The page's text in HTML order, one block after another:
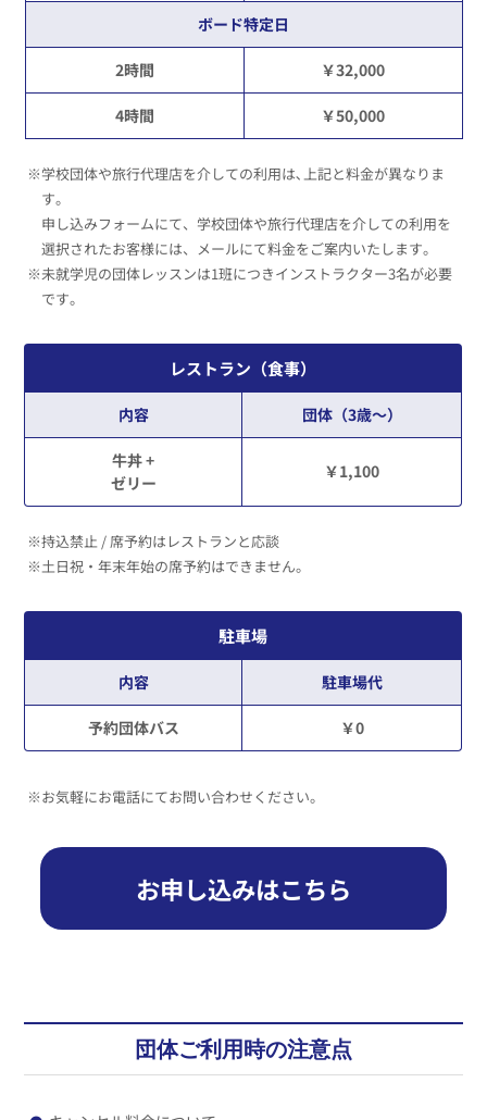
ボード特定日
2時間 ￥32,000
4時間 ￥50,000
※学校団体や旅行代理店を介しての利用は､上記と料金が異なりま
す。
申し込みフォームにて、学校団体や旅行代理店を介しての利用を
選択されたお客様には、メールにて料金をご案内いたします。
※未就学児の団体レッスンは1班につきインストラクター3名が必要
です。
レストラン（食事）
内容 団体（3歳～）
牛丼 +
ゼリー
￥1,100
※持込禁止 / 席予約はレストランと応談
※土日祝・年末年始の席予約はできません。
駐車場
内容 駐車場代
予約団体バス ￥0
※お気軽にお電話にてお問い合わせください。
お申し込みはこちら
団体ご利用時の注意点